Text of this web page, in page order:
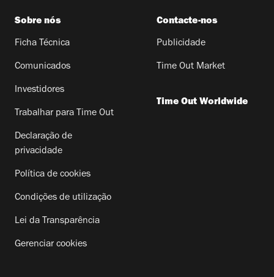
Sobre nós
Ficha Técnica
Comunicados
Investidores
Trabalhar para Time Out
Declaração de
privacidade
Política de cookies
Condições de utilização
Lei da Transparência
Gerenciar cookies
Contacte-nos
Publicidade
Time Out Market
Time Out Worldwide